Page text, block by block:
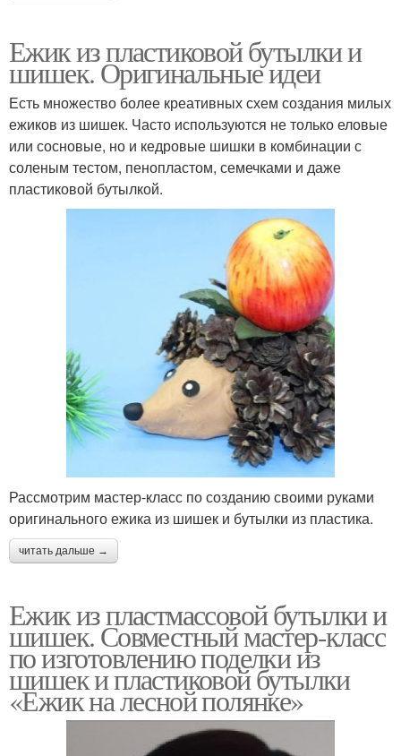
Ежик из пластиковой бутылки и
шишек. Оригинальные идеи
Есть множество более креативных схем создания милых
ежиков из шишек. Часто используются не только еловые
или сосновые, но и кедровые шишки в комбинации с
соленым тестом, пенопластом, семечками и даже
пластиковой бутылкой.
Рассмотрим мастер-класс по созданию своими руками
оригинального ежика из шишек и бутылки из пластика.
читать дальше →
Ежик из пластмассовой бутылки и
шишек. Совместный мастер-класс
по изготовлению поделки из
шишек и пластиковой бутылки
«Ежик на лесной полянке»